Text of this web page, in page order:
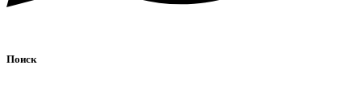
Поиск